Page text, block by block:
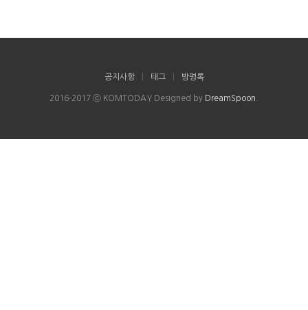
공지사항 태그 방명록
2016-2017 ⓒ KOMTODAY Designed by DreamSpoon